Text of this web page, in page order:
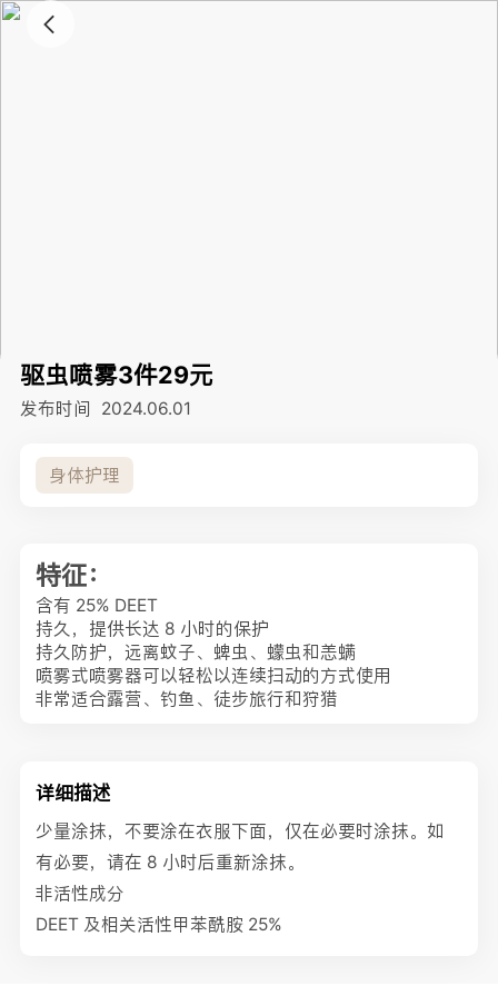
驱虫喷雾3件29元
发布时间 2024.06.01
身体护理
特征：
含有 25% DEET
持久，提供长达 8 小时的保护
持久防护，远离蚊子、蜱虫、蠓虫和恙螨
喷雾式喷雾器可以轻松以连续扫动的方式使用
非常适合露营、钓鱼、徒步旅行和狩猎
详细描述
少量涂抹，不要涂在衣服下面，仅在必要时涂抹。如
有必要，请在 8 小时后重新涂抹。
非活性成分
DEET 及相关活性甲苯酰胺 25%